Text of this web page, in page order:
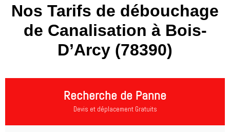
Nos Tarifs de débouchage
de Canalisation à Bois-
D’Arcy (78390)
Recherche de Panne
Devis et déplacement Gratuits